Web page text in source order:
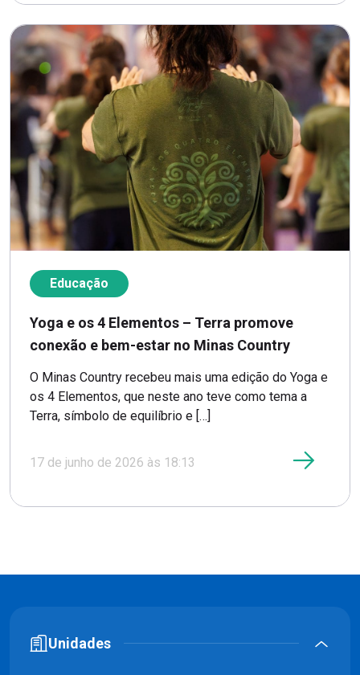
Educação
Yoga e os 4 Elementos – Terra promove
conexão e bem-estar no Minas Country
O Minas Country recebeu mais uma edição do Yoga e
os 4 Elementos, que neste ano teve como tema a
Terra, símbolo de equilíbrio e […]
17 de junho de 2026 às 18:13
Unidades